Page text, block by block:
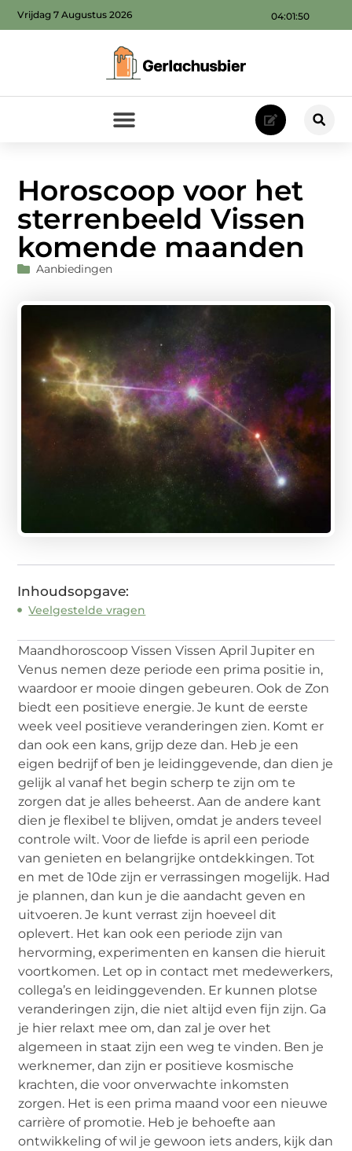
04:01:51
Vrijdag 7 Augustus 2026
Horoscoop voor het
sterrenbeeld Vissen
komende maanden
Aanbiedingen
Inhoudsopgave:
Veelgestelde vragen
Maandhoroscoop Vissen Vissen April Jupiter en
Venus nemen deze periode een prima positie in,
waardoor er mooie dingen gebeuren. Ook de Zon
biedt een positieve energie. Je kunt de eerste
week veel positieve veranderingen zien. Komt er
dan ook een kans, grijp deze dan. Heb je een
eigen bedrijf of ben je leidinggevende, dan dien je
gelijk al vanaf het begin scherp te zijn om te
zorgen dat je alles beheerst. Aan de andere kant
dien je flexibel te blijven, omdat je anders teveel
controle wilt. Voor de liefde is april een periode
van genieten en belangrijke ontdekkingen. Tot
en met de 10de zijn er verrassingen mogelijk. Had
je plannen, dan kun je die aandacht geven en
uitvoeren. Je kunt verrast zijn hoeveel dit
oplevert. Het kan ook een periode zijn van
hervorming, experimenten en kansen die hieruit
voortkomen. Let op in contact met medewerkers,
collega’s en leidinggevenden. Er kunnen plotse
veranderingen zijn, die niet altijd even fijn zijn. Ga
je hier relaxt mee om, dan zal je over het
algemeen in staat zijn een weg te vinden. Ben je
werknemer, dan zijn er positieve kosmische
krachten, die voor onverwachte inkomsten
zorgen. Het is een prima maand voor een nieuwe
carrière of promotie. Heb je behoefte aan
ontwikkeling of wil je gewoon iets anders, kijk dan